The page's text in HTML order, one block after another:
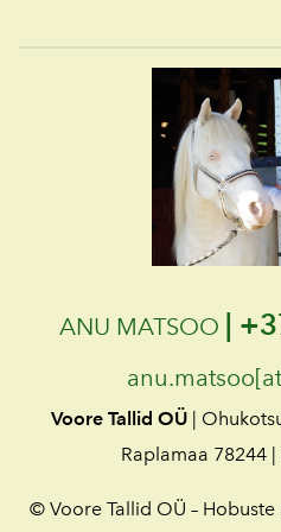
ANU MATSOO |
Voore Tallid OÜ |
Raplamaa 78244
© Voore Tallid OÜ –